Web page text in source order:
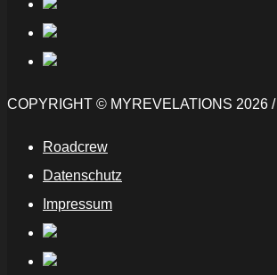
COPYRIGHT © MYREVELATIONS 2026 /
Roadcrew
Datenschutz
Impressum